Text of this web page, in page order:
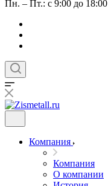
Пн. – Пт.: с 9:00 до 18:00
Компания
Компания
О компании